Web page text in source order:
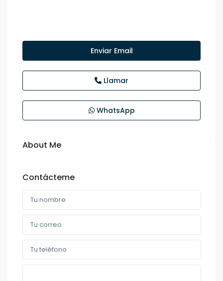
Enviar Email
Llamar
WhatsApp
About Me
Contácteme